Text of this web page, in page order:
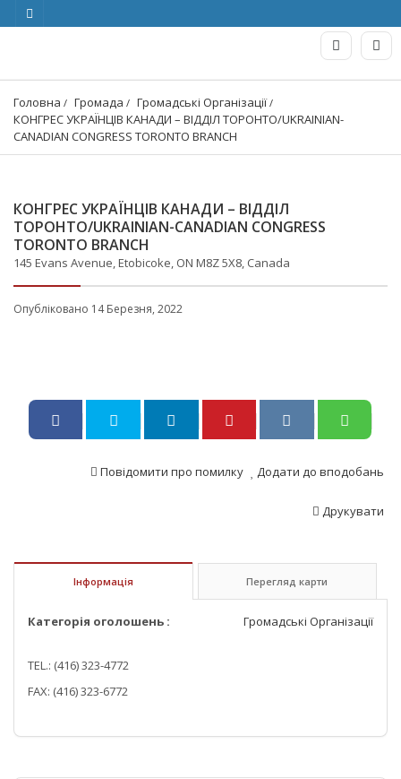
Головна Громада
Громадські Організації
КОНГРЕС УКРАЇНЦІВ КАНАДИ – ВІДДІЛ ТОРОНТО/UKRAINIAN-
CANADIAN CONGRESS TORONTO BRANCH
КОНГРЕС УКРАЇНЦІВ КАНАДИ – ВІДДІЛ
ТОРОНТО/UKRAINIAN-CANADIAN CONGRESS
TORONTO BRANCH
145 Evans Avenue, Etobicoke, ON M8Z 5X8, Canada
Опубліковано 14 Березня, 2022
Додати до вподобань
Повідомити про помилку
Друкувати
Інформація Перегляд карти
Категорія оголошень : Громадські Організації
TEL.: (416) 323-4772
FAX: (416) 323-6772